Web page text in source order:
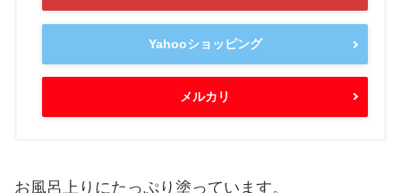
Yahooショッピング
メルカリ
お風呂上りにたっぷり塗っています。